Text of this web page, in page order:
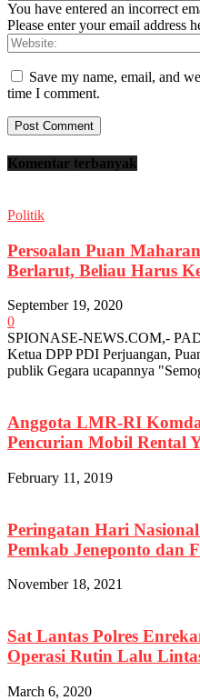
You have entered an incorrect
Please enter your email address
Save my name, email, and
time I comment.
Komentar terbanyak
Politik
Persoalan Puan
Berlarut, Beliau Harus
September 19, 2020
0
SPIONASE-NEWS.COM,-
Ketua DPP PDI Perjuangan,
publik Gegara ucapannya
Anggota LMR-RI
Pencurian Mobil Rental
February 11, 2019
Peringatan Hari
Pemkab Jeneponto dan
November 18, 2021
Sat Lantas Polres
Operasi Rutin Lalu
March 6, 2020